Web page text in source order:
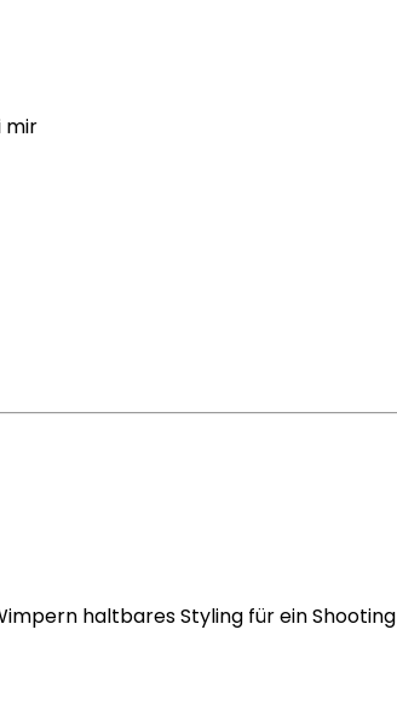
mir
haltbares Styling für ein Shooting